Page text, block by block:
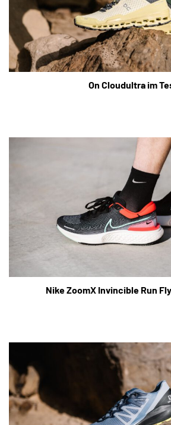
On Cloudultra im
Nike ZoomX Invincible Run